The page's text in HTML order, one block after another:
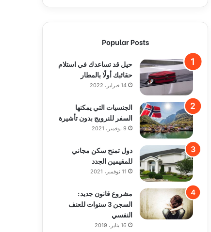
Popular Posts
حيل قد تساعدك في استلام
حقائبك أولًا بالمطار
14 فبراير، 2022
الجنسيات التي يمكنها
السفر للنرويج بدون تأشيرة
9 نوفمبر، 2021
دول تمنح سكن مجاني
للمقيمين الجدد
11 نوفمبر، 2021
مشروع قانون جديد:
السجن 3 سنوات للعنف
النفسي
16 يناير، 2019